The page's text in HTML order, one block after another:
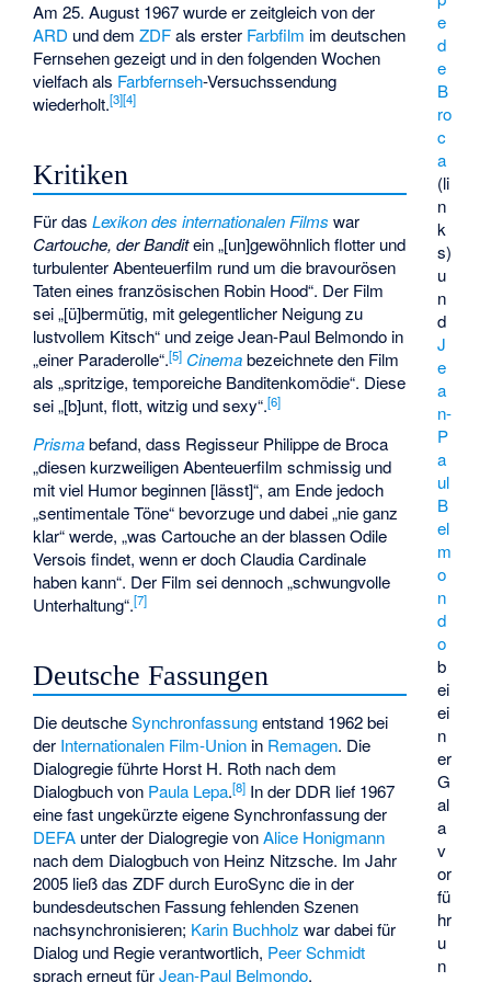
e
d
e
B
ro
c
a
(li
n
k
s)
u
n
d
J
e
a
n-
P
a
ul
B
el
m
o
n
d
o
b
ei
ei
n
er
G
al
a
v
or
fü
hr
u
n
Am 25. August 1967 wurde er zeitgleich von der
ARD und demZDFals erster Farbfilm im deutschen
Fernsehen gezeigt und in den folgenden Wochen
vielfach als Farbfernseh-Versuchssendung
wiederholt.[3][4]
Kritiken
Für dasLexikon des internationalen Films war
Cartouche, der Banditein „[un]gewöhnlich flotter und
turbulenter Abenteuerfilm rund um die bravourösen
Taten eines französischen Robin Hood“. Der Film
sei „[ü]bermütig, mit gelegentlicher Neigung zu
lustvollem Kitsch“ und zeige Jean-Paul Belmondo in
„einer Paraderolle“.[5] Cinemabezeichnete den Film
als „spritzige, temporeiche Banditenkomödie“. Diese
sei „[b]unt, flott, witzig und sexy“.[6]
Prismabefand, dass Regisseur Philippe de Broca
„diesen kurzweiligen Abenteuerfilm schmissig und
mit viel Humor beginnen [lässt]“, am Ende jedoch
„sentimentale Töne“ bevorzuge und dabei „nie ganz
klar“ werde, „was Cartouche an der blassen Odile
Versois findet, wenn er doch Claudia Cardinale
haben kann“. Der Film sei dennoch „schwungvolle
Unterhaltung“.[7]
Deutsche Fassungen
Die deutscheSynchronfassungentstand 1962 bei
der Internationalen Film-Union in Remagen. Die
Dialogregie führte Horst H. Roth nach dem
Dialogbuch von Paula Lepa.[8] In der DDR lief 1967
eine fast ungekürzte eigene Synchronfassung der
DEFA unter der Dialogregie vonAlice Honigmann
nach dem Dialogbuch von Heinz Nitzsche. Im Jahr
2005 ließ das ZDF durch EuroSync die in der
bundesdeutschen Fassung fehlenden Szenen
nachsynchronisieren; Karin Buchholz war dabei für
Dialog und Regie verantwortlich, Peer Schmidt
sprach erneut fürJean-Paul Belmondo.